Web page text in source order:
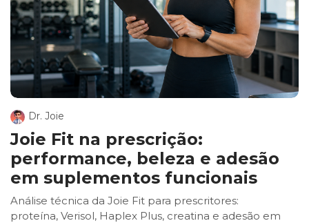
Dr. Joie
Joie Fit na prescrição:
performance, beleza e adesão
em suplementos funcionais
Análise técnica da Joie Fit para prescritores:
proteína, Verisol, Haplex Plus, creatina e adesão em